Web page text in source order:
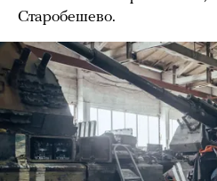
Старобешево.